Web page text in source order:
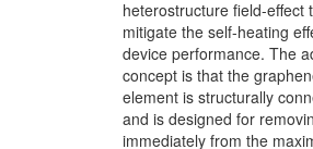
heterostructure field-effect
mitigate the self-heating
device performance. The
concept is that the
element is structurally
and is designed for
immediately from the